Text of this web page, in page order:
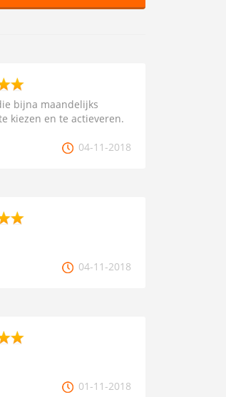
bijna maandelijks
kiezen en te actieveren.
04-11-2018
04-11-2018
01-11-2018